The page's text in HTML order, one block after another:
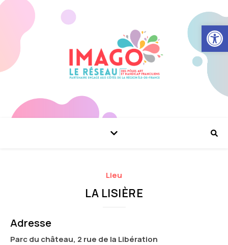
Ouvrir
Lieu
LA LISIÈRE
Adresse
Parc du château, 2 rue de la Libération